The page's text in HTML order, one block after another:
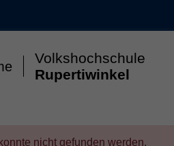
Volkshochschule
Rupertiwinkel
Kunst & Kultur
nicht gefunden werden.